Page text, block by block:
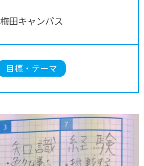
梅田キャンパス
目標・テーマ